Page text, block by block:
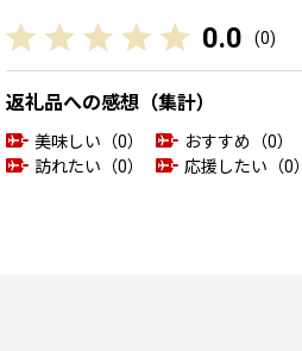
0.0 (0)
返礼品への感想（集計）
美味しい（0） おすすめ（0）
訪れたい（0）
応援したい（0）